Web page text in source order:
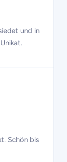
und in
Schön bis